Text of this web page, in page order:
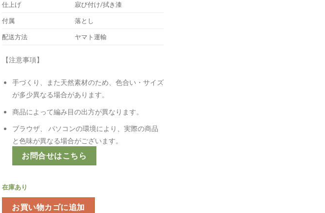
仕上げ 寂び付け/拭き漆
付属 落とし
配送方法 ヤマト運輸
【注意事項】
手づくり、また天然素材のため、色合い・サイズ
が多少異なる場合があります。
商品によって編み目の出方が異なります。
ブラウザ、 パソコンの環境により、実際の商品
と色味が異なる場合がございます。
お問合せはこちら
在庫あり
お買い物カゴに追加